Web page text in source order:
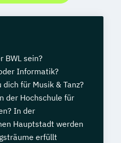
BWL sein?
Informatik?
für Musik & Tanz?
der Hochschule für
In der
Hauptstadt werden
erfüllt